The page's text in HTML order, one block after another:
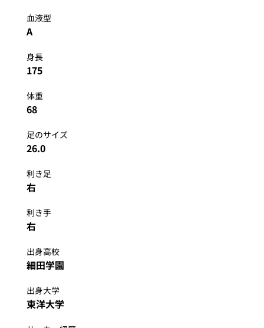
血液型
A
身長
175
体重
68
足のサイズ
26.0
利き足
右
利き手
右
出身高校
細田学園
出身大学
東洋大学